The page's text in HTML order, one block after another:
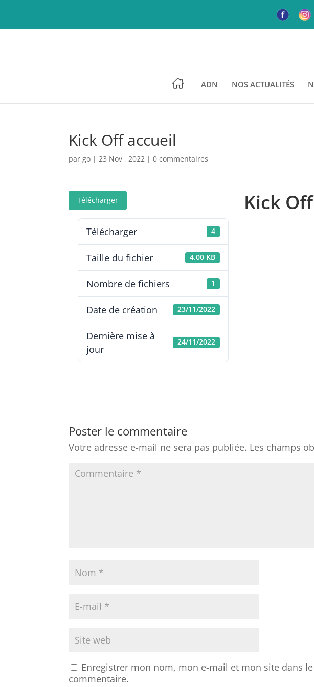
ADN NOS ACTUALITÉS
Kick Off accueil
pargo |23 Nov , 2022 |0 commentaires
Télécharger
Télécharger 4
Taille du fichier 4.00 KB
Nombre de fichiers 1
Date de création 23/11/2022
Dernière mise à
jour
24/11/2022
Kick
Poster le commentaire
Votre adresse e-mail ne sera pas publiée. Les champs
Enregistrer mon nom, mon e-mail et mon site dans
commentaire.